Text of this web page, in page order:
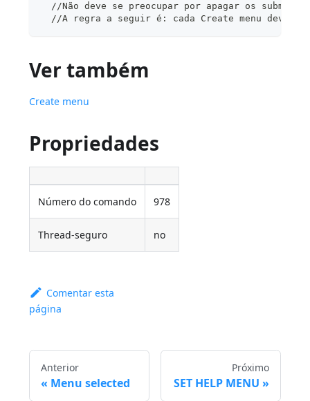
//Não deve se preocupar por apagar os
//A regra a seguir é: cada Create menu deve ter
Ver também
Create menu
Propriedades
Número do comando 978
Thread-seguro no
Comentar esta
página
Anterior
Menu selected
Próximo
SET HELP MENU